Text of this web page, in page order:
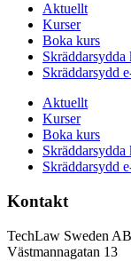
Aktuellt
Kurser
Boka kurs
Skräddarsydda
Skräddarsydd
Aktuellt
Kurser
Boka kurs
Skräddarsydda
Skräddarsydd
Kontakt
TechLaw Sweden AB
Västmannagatan 13